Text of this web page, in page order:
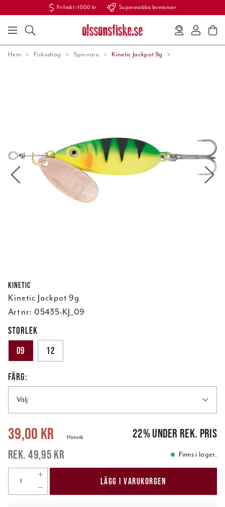
Fri frakt >1000 kr Supersnabba leveranser
Hem Fiskedrag Spinnare Kinetic Jackpot 9g
Kinetic
Kinetic Jackpot 9g
Art nr: 05435-KJ_09
STORLEK
09
12
FÄRG:
Välj
Nuvarande pris: 49,95 kr
39,00 kr
49,95 kr
Historik 22%under rek. pris
Finns i lager.
LÄGG I VARUKORGEN